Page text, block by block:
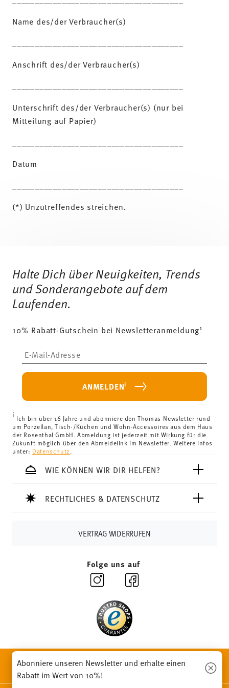
Name des/der Verbraucher(s)
Anschrift des/der Verbraucher(s)
Unterschrift des/der Verbraucher(s) (nur bei
Mitteilung auf Papier)
Datum
(*) Unzutreffendes streichen.
Halte Dich über Neuigkeiten, Trends
und Sonderangebote auf dem
Laufenden.
10% Rabatt-Gutschein bei Newsletteranmeldung1
ANMELDENi
i Ich bin über 16 Jahre und abonniere den Thomas-Newsletter rund
um Porzellan, Tisch-/Küchen und Wohn-Accessoires aus dem Haus
der Rosenthal GmbH. Abmeldung ist jederzeit mit Wirkung für die
Zukunft möglich über den Abmeldelink im Newsletter. Weitere Infos
unter: Datenschutz
WIE KÖNNEN WIR DIR HELFEN?
RECHTLICHES & DATENSCHUTZ
VERTRAG WIDERRUFEN
Folge uns auf
ENTDECKE UNSERE MARKEN
Design & Funktionalität für Dein Zuhause
Abonniere unseren Newsletter und erhalte einen
Rabatt im Wert von 10%!